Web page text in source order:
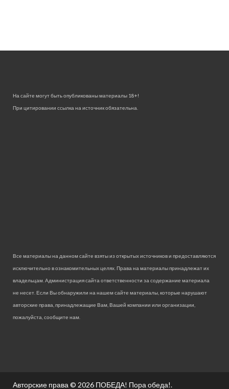
На сайте могут быть опубликованы материалы 18+!
При цитировании ссылка на источник обязательна.
Все материалы на данном сайте взяты из открытых источников и предоставляются
исключительно в ознакомительных целях. Права на материалы принадлежат их
владельцам. Администрация сайта ответственности за содержание материала
не несет. Если Вы обнаружили на нашем сайте материалы, которые нарушают
авторские права, принадлежащие Вам, Вашей компании или организации,
пожалуйста, сообщите нам.
Авторские права © 2026 ПОБЕДА! Пора обеда!.